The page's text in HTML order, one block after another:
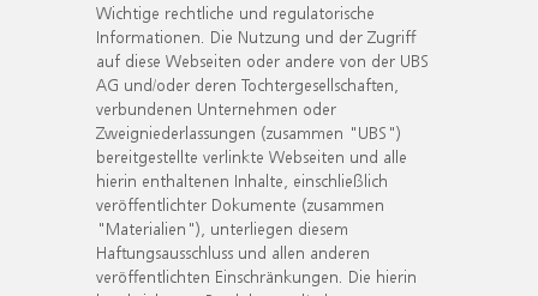
Wichtige rechtliche und regulatorische
Informationen. Die Nutzung und der Zugriff
auf diese Webseiten oder andere von der UBS
AG und/oder deren Tochtergesellschaften,
verbundenen Unternehmen oder
Zweigniederlassungen (zusammen "UBS")
bereitgestellte verlinkte Webseiten und alle
hierin enthaltenen Inhalte, einschließlich
veröffentlichter Dokumente (zusammen
"Materialien"), unterliegen diesem
Haftungsausschluss und allen anderen
veröffentlichten Einschränkungen. Die hierin